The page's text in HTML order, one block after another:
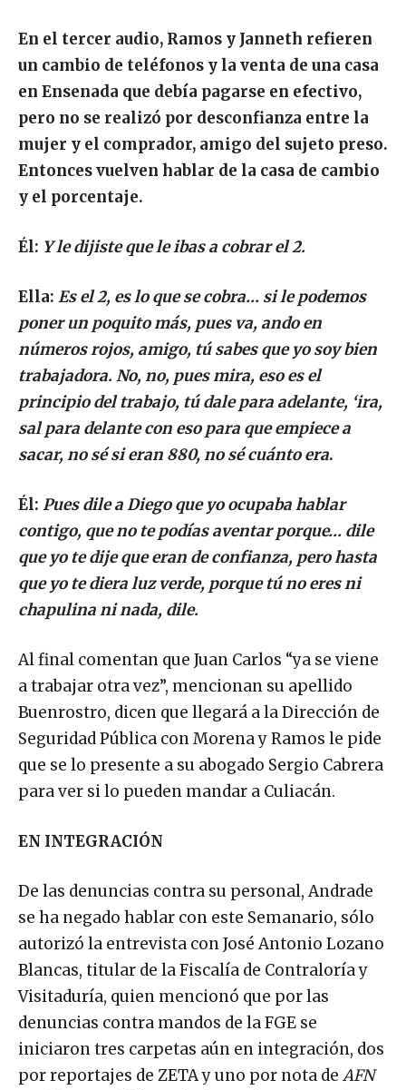
En el tercer audio, Ramos y Janneth refieren
un cambio de teléfonos y la venta de una casa
en Ensenada que debía pagarse en efectivo,
pero no se realizó por desconfianza entre la
mujer y el comprador, amigo del sujeto preso.
Entonces vuelven hablar de la casa de cambio
y el porcentaje.
Él: Y le dijiste que le ibas a cobrar el 2.
Ella: Es el 2, es lo que se cobra… si le podemos
poner un poquito más, pues va, ando en
números rojos, amigo, tú sabes que yo soy bien
trabajadora. No, no, pues mira, eso es el
principio del trabajo, tú dale para adelante, ‘ira,
sal para delante con eso para que empiece a
sacar, no sé si eran 880, no sé cuánto era.
Él: Pues dile a Diego que yo ocupaba hablar
contigo, que no te podías aventar porque… dile
que yo te dije que eran de confianza, pero hasta
que yo te diera luz verde, porque tú no eres ni
chapulina ni nada, dile.
Al final comentan que Juan Carlos “ya se viene
a trabajar otra vez”, mencionan su apellido
Buenrostro, dicen que llegará a la Dirección de
Seguridad Pública con Morena y Ramos le pide
que se lo presente a su abogado Sergio Cabrera
para ver si lo pueden mandar a Culiacán.
EN INTEGRACIÓN
De las denuncias contra su personal, Andrade
se ha negado hablar con este Semanario, sólo
autorizó la entrevista con José Antonio Lozano
Blancas, titular de la Fiscalía de Contraloría y
Visitaduría, quien mencionó que por las
denuncias contra mandos de la FGE se
iniciaron tres carpetas aún en integración, dos
por reportajes de ZETA y uno por nota de AFN